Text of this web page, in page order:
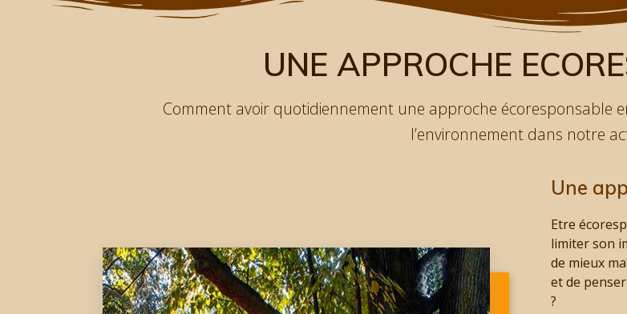
UNE APPROCHE
Comment avoir quotidiennement une approche écoresponsable
l’environnement dans notre
Une
Etre
limiter son
de mieux
et de
?